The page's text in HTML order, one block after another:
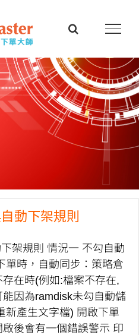
動下架規則
架規則 情況一 不勾自動
單時，自動同步：策略倉
在時(例如:檔案不存在,
因為ramdisk未勾自動儲
新產生文字檔) 開啟下單
後會有一個錯誤警示 印